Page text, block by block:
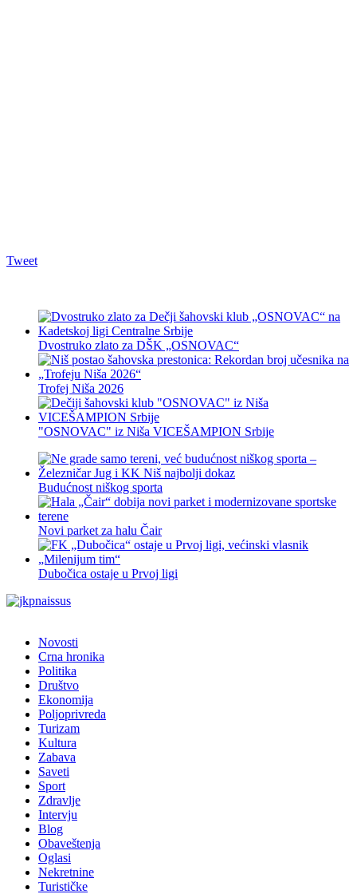
Tweet
Dvostruko zlato za DŠK „OSNOVAC“
Trofej Niša 2026
"OSNOVAC" iz Niša VICEŠAMPION Srbije
Budućnost niškog sporta
Novi parket za halu Čair
Dubočica ostaje u Prvoj ligi
Novosti
Crna hronika
Politika
Društvo
Ekonomija
Poljoprivreda
Turizam
Kultura
Zabava
Saveti
Sport
Zdravlje
Intervju
Blog
Obaveštenja
Oglasi
Nekretnine
Turističke